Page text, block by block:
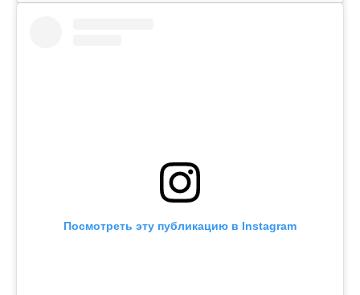
Посмотреть эту публикацию в Instagram